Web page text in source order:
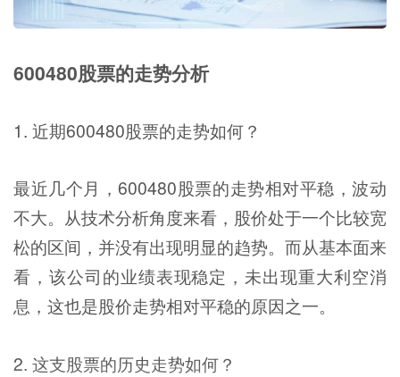
600480股票的走势分析
1. 近期600480股票的走势如何？
最近几个月，600480股票的走势相对平稳，波动
不大。从技术分析角度来看，股价处于一个比较宽
松的区间，并没有出现明显的趋势。而从基本面来
看，该公司的业绩表现稳定，未出现重大利空消
息，这也是股价走势相对平稳的原因之一。
2. 这支股票的历史走势如何？